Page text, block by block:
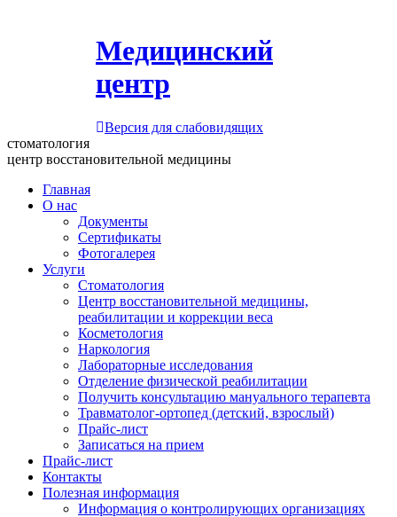
Медицинский
центр
Версия для слабовидящих
стоматология
центр восстановительной медицины
Главная
О нас
Документы
Сертификаты
Фотогалерея
Услуги
Стоматология
Центр восстановительной медицины,
реабилитации и коррекции веса
Косметология
Наркология
Лабораторные исследования
Отделение физической реабилитации
Получить консультацию мануального терапевта
Травматолог-ортопед (детский, взрослый)
Прайс-лист
Записаться на прием
Прайс-лист
Контакты
Полезная информация
Информация о контролирующих организациях